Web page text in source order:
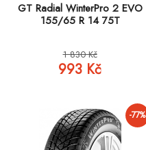
GT Radial WinterPro 2 EVO
155/65 R 14 75T
1 830 Kč
993 Kč
-77%